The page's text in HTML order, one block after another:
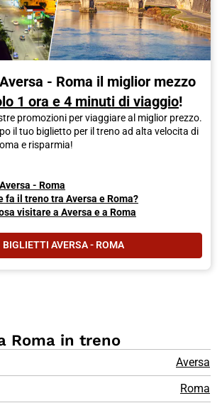
- Roma il miglior mezzo
1 ora e 4 minuti di viaggio!
promozioni per viaggiare al miglior prezzo.
il tuo biglietto per il treno ad alta velocita di
e risparmia!
- Roma
fa il treno tra Aversa e Roma?
visitare a Aversa e a Roma
BIGLIETTI AVERSA - ROMA
Roma in treno
Aversa
Roma